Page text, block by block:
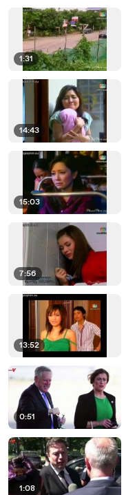
1:31
14:43
15:03
7:56
13:52
0:51
1:08